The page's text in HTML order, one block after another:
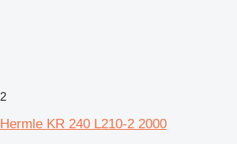
2
Hermle KR 240 L210-2 2000